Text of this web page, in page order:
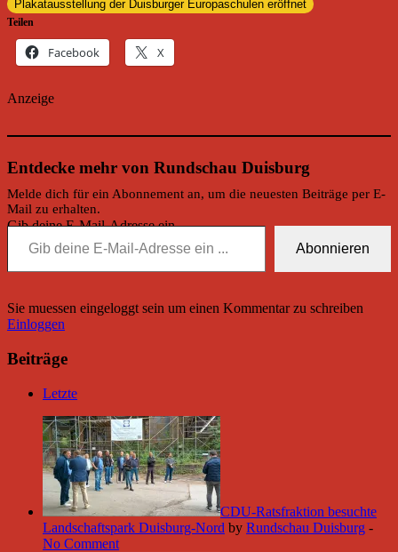
Plakatausstellung der Duisburger Europaschulen eröffnet
Teilen
Facebook X
Anzeige
Entdecke mehr von Rundschau Duisburg
Melde dich für ein Abonnement an, um die neuesten Beiträge per E-
Mail zu erhalten.
Gib deine E-Mail-Adresse ein ...
Abonnieren
Sie muessen eingeloggt sein um einen Kommentar zu schreiben
Einloggen
Beiträge
Letzte
CDU-Ratsfraktion besuchte
Landschaftspark Duisburg-Nord by Rundschau Duisburg -
No Comment